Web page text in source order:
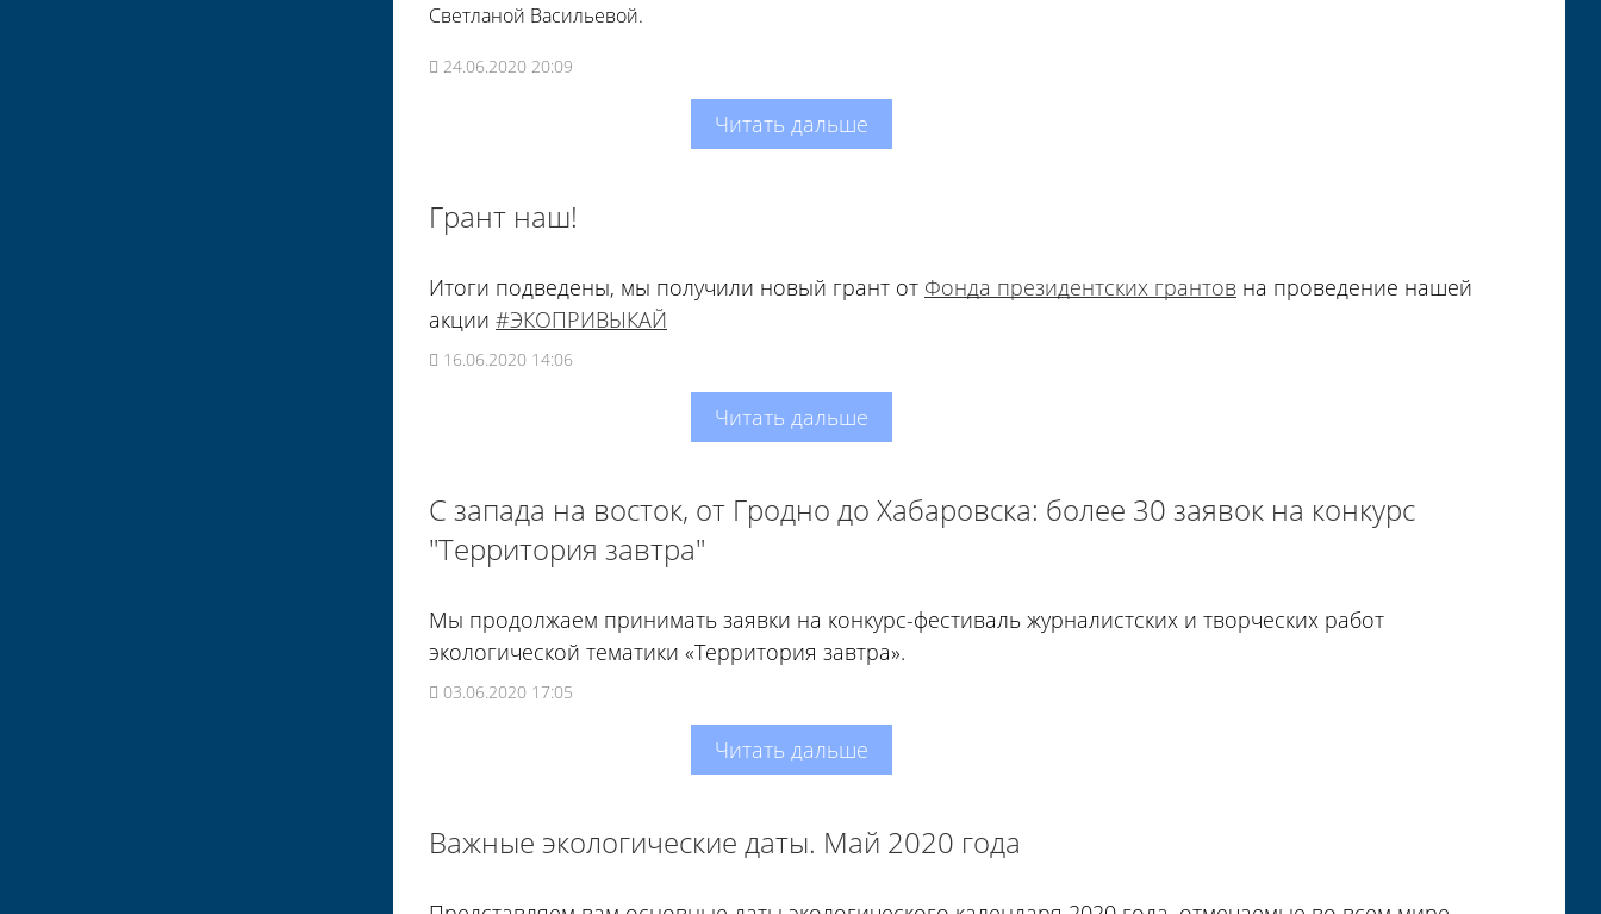
Светланой Васильевой.
24.06.2020 20:09
Читать дальше
Грант наш!
Итоги подведены, мы получили новый грант от Фонда президентских грантов на проведение нашей
акции #ЭКОПРИВЫКАЙ
16.06.2020 14:06
Читать дальше
С запада на восток, от Гродно до Хабаровска: более 30 заявок на конкурс
"Территория завтра"
Мы продолжаем принимать заявки на конкурс-фестиваль журналистских и творческих работ
экологической тематики «Территория завтра».
03.06.2020 17:05
Читать дальше
Важные экологические даты. Май 2020 года